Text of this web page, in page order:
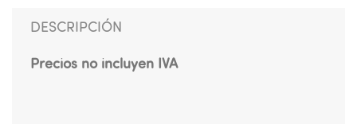
DESCRIPCIÓN
Precios no incluyen IVA